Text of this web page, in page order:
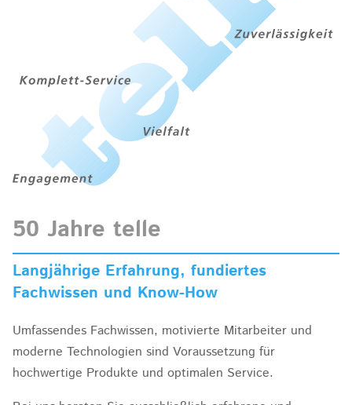
50 Jahre telle
Langjährige Erfahrung, fundiertes
Fachwissen und Know-How
Umfassendes Fachwissen, motivierte Mitarbeiter und
moderne Technologien sind Voraussetzung für
hochwertige Produkte und optimalen Service.